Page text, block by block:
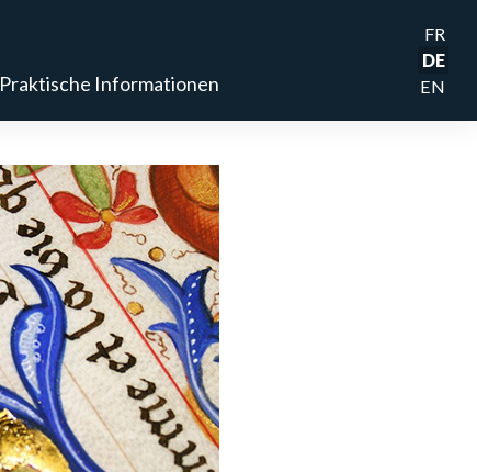
Praktische Informationen
FR
DE
EN